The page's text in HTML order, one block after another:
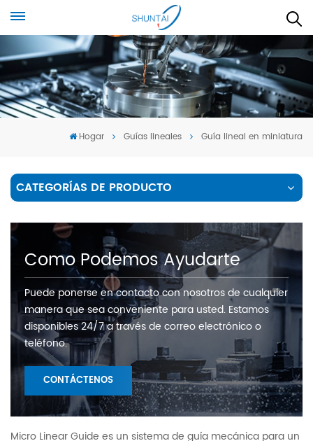
Hogar Guías lineales Guía lineal en miniatura
CATEGORÍAS DE PRODUCTO
Como Podemos Ayudarte
Puede ponerse en contacto con nosotros de cualquier
manera que sea conveniente para usted. Estamos
disponibles 24/7 a través de correo electrónico o
teléfono.
CONTÁCTENOS
Micro Linear Guide es un sistema de guía mecánica para un